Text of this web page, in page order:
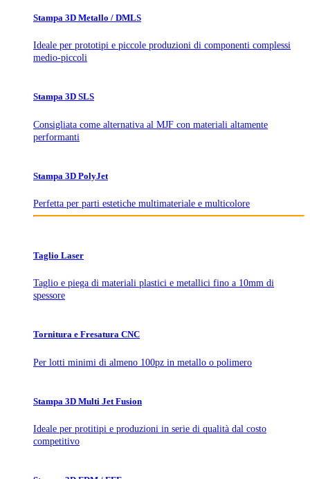
Stampa 3D Metallo / DMLS
Ideale per prototipi e piccole produzioni di componenti complessi
medio-piccoli
Stampa 3D SLS
Consigliata come alternativa al MJF con materiali altamente
performanti
Stampa 3D PolyJet
Perfetta per parti estetiche multimateriale e multicolore
Taglio Laser
Taglio e piega di materiali plastici e metallici fino a 10mm di
spessore
Tornitura e Fresatura CNC
Per lotti minimi di almeno 100pz in metallo o polimero
Stampa 3D Multi Jet Fusion
Ideale per protitipi e produzioni in serie di qualità dal costo
competitivo